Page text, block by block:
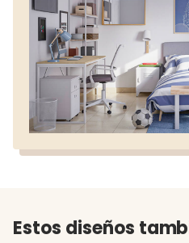
Estos diseños